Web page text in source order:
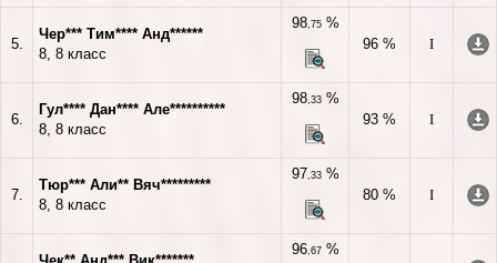
5.
Чер*** Тим**** Анд******
8, 8 класс
98,75%
96 %
I
6.
Гул**** Дан**** Але**********
8, 8 класс
98,33%
93 %
I
7.
Тюр*** Али** Вяч*********
8, 8 класс
97,33%
80 %
I
96,67%